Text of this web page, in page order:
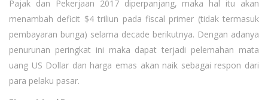
Pajak dan Pekerjaan 2017 diperpanjang, maka hal itu akan
menambah deficit $4 triliun pada fiscal primer (tidak termasuk
pembayaran bunga) selama decade berikutnya. Dengan adanya
penurunan peringkat ini maka dapat terjadi pelemahan mata
uang US Dollar dan harga emas akan naik sebagai respon dari
para pelaku pasar.